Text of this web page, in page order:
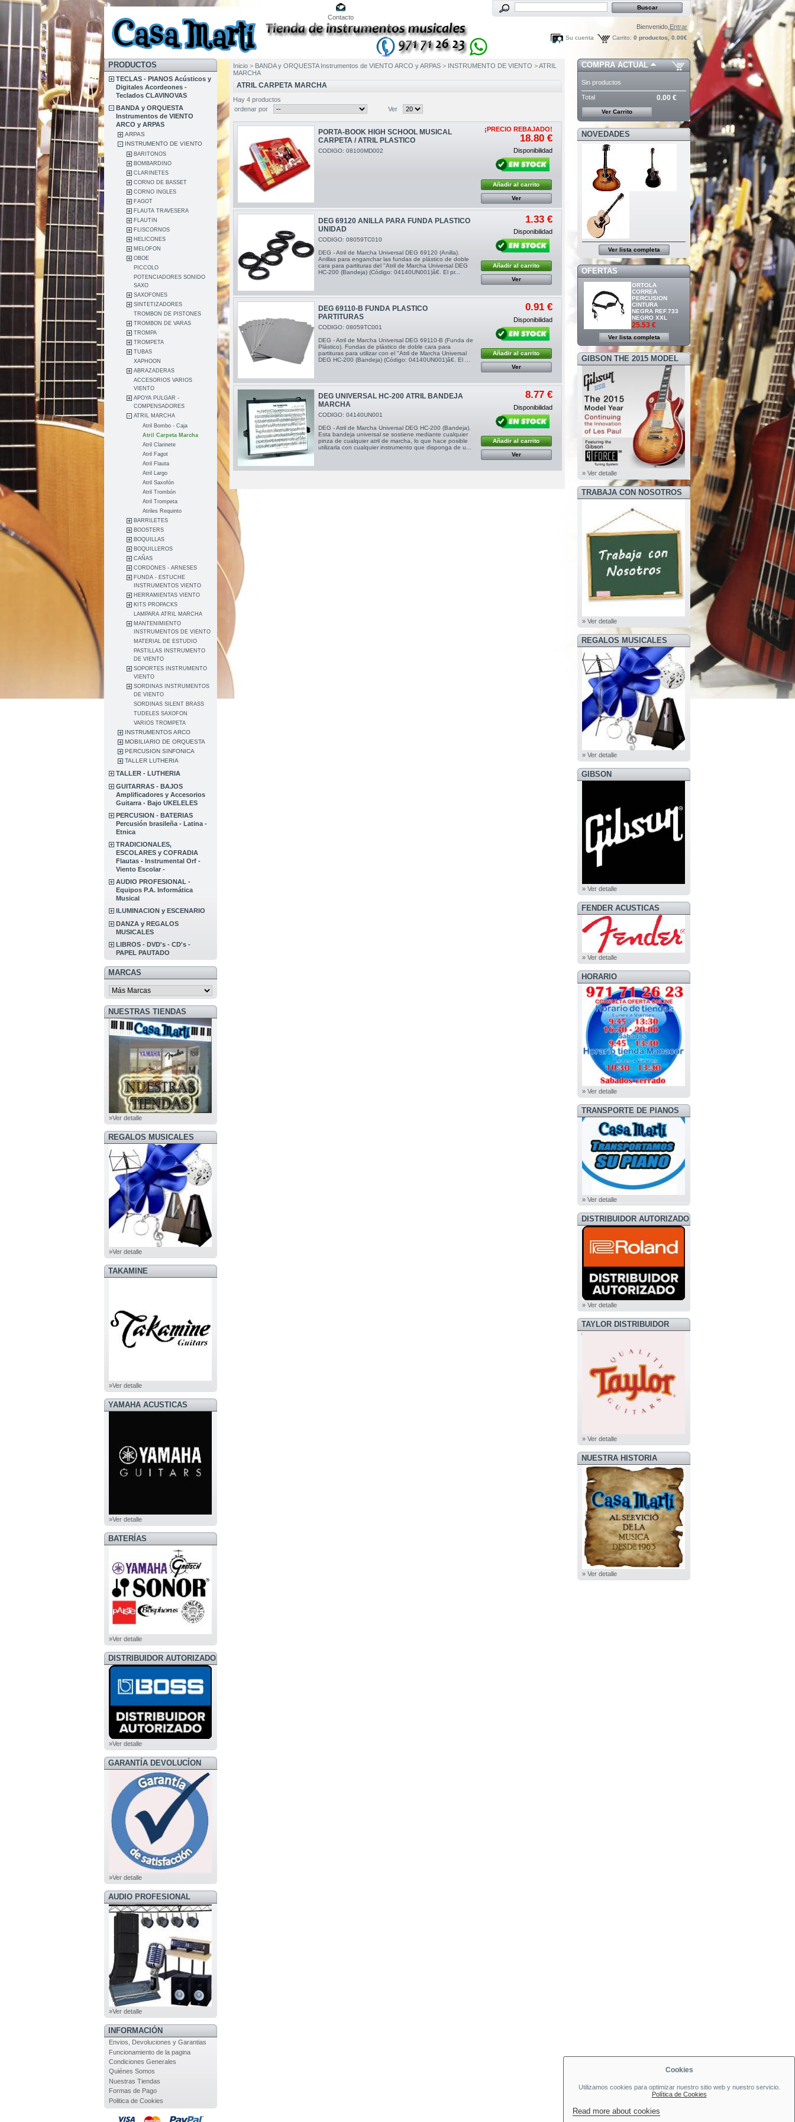
Contacto
Bienvenido, Entrar
Carrito: 0 productos, 0.00€
Su cuenta
PRODUCTOS
TECLAS - PIANOS Acústicos y
Digitales Acordeones -
Teclados CLAVINOVAS
BANDA y ORQUESTA
Instrumentos de VIENTO
ARCO y ARPAS
ARPAS
INSTRUMENTO DE VIENTO
BARITONOS
BOMBARDINO
CLARINETES
CORNO DE BASSET
CORNO INGLES
FAGOT
FLAUTA TRAVESERA
FLAUTIN
FLISCORNOS
HELICONES
MELOFON
OBOE
PICCOLO
POTENCIADORES SONIDO
SAXO
SAXOFONES
SINTETIZADORES
TROMBON DE PISTONES
TROMBON DE VARAS
TROMPA
TROMPETA
TUBAS
XAPHOON
ABRAZADERAS
ACCESORIOS VARIOS
VIENTO
APOYA PULGAR -
COMPENSADORES
ATRIL MARCHA
Atril Bombo - Caja
Atril Carpeta Marcha
Atril Clarinete
Atril Fagot
Atril Flauta
Atril Largo
Atril Saxofón
Atril Trombón
Atril Trompeta
Atriles Requinto
BARRILETES
BOOSTERS
BOQUILLAS
BOQUILLEROS
CAÑAS
CORDONES - ARNESES
FUNDA - ESTUCHE
INSTRUMENTOS VIENTO
HERRAMIENTAS VIENTO
KITS PROPACKS
LAMPARA ATRIL MARCHA
MANTENIMIENTO
INSTRUMENTOS DE VIENTO
MATERIAL DE ESTUDIO
PASTILLAS INSTRUMENTO
DE VIENTO
SOPORTES INSTRUMENTO
VIENTO
SORDINAS INSTRUMENTOS
DE VIENTO
SORDINAS SILENT BRASS
TUDELES SAXOFON
VARIOS TROMPETA
INSTRUMENTOS ARCO
MOBILIARIO DE ORQUESTA
PERCUSION SINFONICA
TALLER LUTHERIA
TALLER - LUTHERIA
GUITARRAS - BAJOS
Amplificadores y Accesorios
Guitarra - Bajo UKELELES
PERCUSION - BATERIAS
Percusión brasileña - Latina -
Etnica
TRADICIONALES,
ESCOLARES y COFRADIA
Flautas - Instrumental Orf -
Viento Escolar -
AUDIO PROFESIONAL -
Equipos P.A. Informática
Musical
ILUMINACION y ESCENARIO
DANZA y REGALOS
MUSICALES
LIBROS - DVD's - CD's -
PAPEL PAUTADO
MARCAS
NUESTRAS TIENDAS
»Ver detalle
REGALOS MUSICALES
»Ver detalle
TAKAMINE
»Ver detalle
YAMAHA ACUSTICAS
»Ver detalle
BATERÍAS
»Ver detalle
DISTRIBUIDOR AUTORIZADO
BOSS
»Ver detalle
GARANTÍA DEVOLUCÍON
»Ver detalle
AUDIO PROFESIONAL
»Ver detalle
INFORMACIÓN
Envios, Devoluciones y Garantias
Funcionamiento de la pagina
Condiciones Generales
Quiénes Somos
Nuestras Tiendas
Formas de Pago
Politica de Cookies
Inicio > BANDA y ORQUESTA Instrumentos de VIENTO ARCO y ARPAS > INSTRUMENTO DE VIENTO >ATRIL
MARCHA
ATRIL CARPETA MARCHA
Hay 4 productos
ordenar por
Ver
PORTA-BOOK HIGH SCHOOL MUSICAL
CARPETA / ATRIL PLASTICO
CODIGO: 08100MD002
¡PRECIO REBAJADO!
18.80 €
Disponibilidad
Añadir al carrito
Ver
DEG 69120 ANILLA PARA FUNDA PLASTICO
UNIDAD
CODIGO: 08059TC010
DEG - Atril de Marcha Universal DEG 69120 (Anilla).
Anillas para enganchar las fundas de plástico de doble
cara para partituras del "Atril de Marcha Universal DEG
HC-200 (Bandeja) (Código: 04140UN001)â€. El pr...
1.33 €
Disponibilidad
Añadir al carrito
Ver
DEG 69110-B FUNDA PLASTICO
PARTITURAS
CODIGO: 08059TC001
DEG - Atril de Marcha Universal DEG 69110-B (Funda de
Plástico). Fundas de plástico de doble cara para
partituras para utilizar con el "Atril de Marcha Universal
DEG HC-200 (Bandeja) (Código: 04140UN001)â€. El ...
0.91 €
Disponibilidad
Añadir al carrito
Ver
DEG UNIVERSAL HC-200 ATRIL BANDEJA
MARCHA
CODIGO: 04140UN001
DEG - Atril de Marcha Universal DEG HC-200 (Bandeja).
Esta bandeja universal se sostiene mediante cualquier
pinza de cualquier atril de marcha, lo que hace posible
utilizarla con cualquier instrumento que disponga de u...
8.77 €
Disponibilidad
Añadir al carrito
Ver
COMPRA ACTUAL
Sin productos
Total 0.00 €
Ver Carrito
NOVEDADES
Ver lista completa
OFERTAS
ORTOLA
CORREA
PERCUSION
CINTURA
NEGRA REF.733
NEGRO XXL
25.53 €
Ver lista completa
GIBSON THE 2015 MODEL
YEAR
» Ver detalle
TRABAJA CON NOSOTROS
» Ver detalle
REGALOS MUSICALES
» Ver detalle
GIBSON
» Ver detalle
FENDER ACUSTICAS
» Ver detalle
HORARIO
» Ver detalle
TRANSPORTE DE PIANOS
» Ver detalle
DISTRIBUIDOR AUTORIZADO
ROLAND
» Ver detalle
TAYLOR DISTRIBUIDOR
OFICIAL
» Ver detalle
NUESTRA HISTORIA
» Ver detalle
Cookies
Utilizamos cookies para optimizar nuestro sitio web y nuestro servicio.
Política de Cookies
Read more about cookies